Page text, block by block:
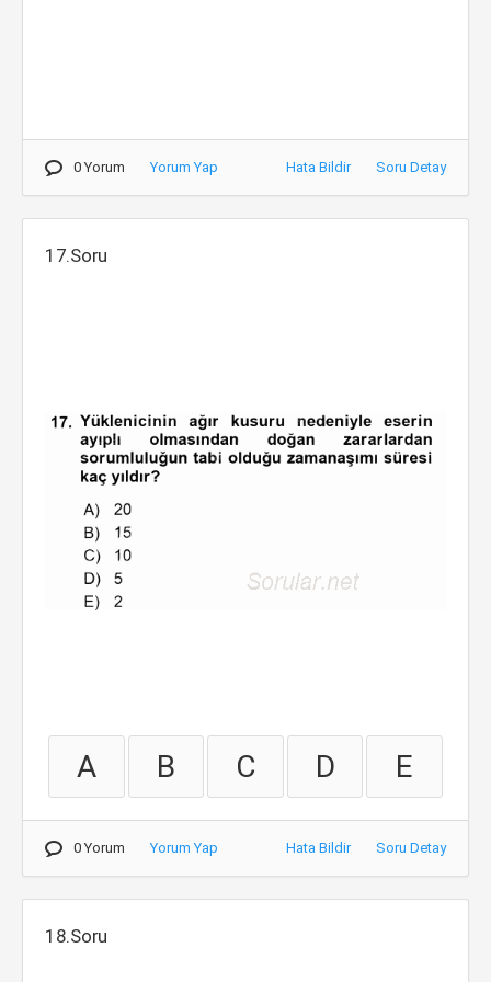
0 Yorum Yorum Yap Hata Bildir Soru Detay
17.Soru
A B C D E
0 Yorum Yorum Yap Hata Bildir Soru Detay
18.Soru